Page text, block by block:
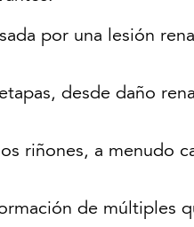
por una lesión
desde daño
riñones, a menudo
de múltiples